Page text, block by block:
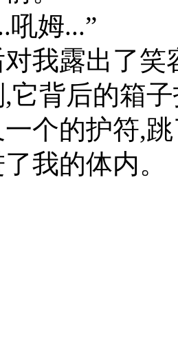
吼姆...”
我露出了笑
它背后的箱
个的护符,
我的体内。